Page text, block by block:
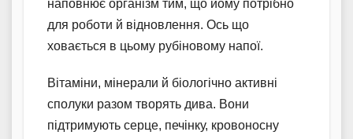
наповнює організм тим, що йому потрібно
для роботи й відновлення. Ось що
ховається в цьому рубіновому напої.
Вітаміни, мінерали й біологічно активні
сполуки разом творять дива. Вони
підтримують серце, печінку, кровоносну